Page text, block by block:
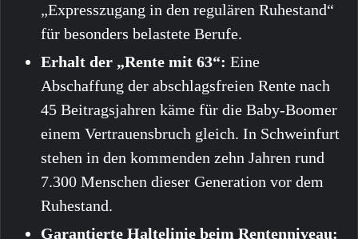
„Expresszugang in den regulären Ruhestand“
für besonders belastete Berufe.
Erhalt der „Rente mit 63“: Eine
Abschaffung der abschlagsfreien Rente nach
45 Beitragsjahren käme für die Baby-Boomer
einem Vertrauensbruch gleich. In Schweinfurt
stehen in den kommenden zehn Jahren rund
7.300 Menschen dieser Generation vor dem
Ruhestand.
Garantierte Haltelinie beim Rentenniveau: